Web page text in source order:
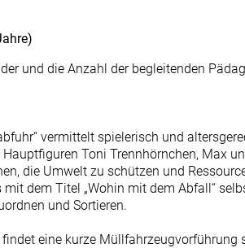
und die Anzahl der begleitenden
vermittelt spielerisch und
Toni Trennhörnchen, Max
die Umwelt zu schützen und
dem Titel „Wohin mit dem Abfall“
und Sortieren.
eine kurze Müllfahrzeugvorführung